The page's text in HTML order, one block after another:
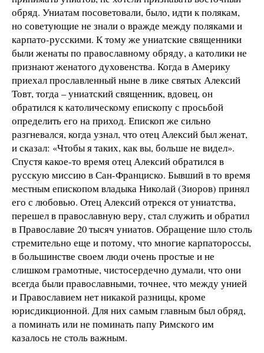
обряд. Униатам посоветовали, было, идти к полякам,
но советующие не знали о вражде между поляками и
карпато-русскими. К тому же униатские священники
были женаты по православному обряду, а католики не
признают женатого духовенства. Когда в Америку
приехал прославленный ныне в лике святых Алексий
Товт, тогда – униатский священник, вдовец, он
обратился к католическому епископу с просьбой
определить его на приход. Епископ же сильно
разгневался, когда узнал, что отец Алексий был женат,
и сказал: «Чтобы я таких, как вы, больше не видел».
Спустя какое-то время отец Алексий обратился в
русскую миссию в Сан-Франциско. Бывший в то время
местным епископом владыка Николай (Зиоров) принял
его с любовью. Отец Алексий отрекся от униатства,
перешел в православную веру, стал служить и обратил
в Православие 20 тысяч униатов. Обращение шло столь
стремительно еще и потому, что многие карпатороссы,
в большинстве своем люди очень простые и не
слишком грамотные, чистосердечно думали, что они
всегда были православными, точнее, что между унией
и Православием нет никакой разницы, кроме
юрисдикционной. Для них самым главным был обряд,
а поминать или не поминать папу Римского им
казалось не столь важным.